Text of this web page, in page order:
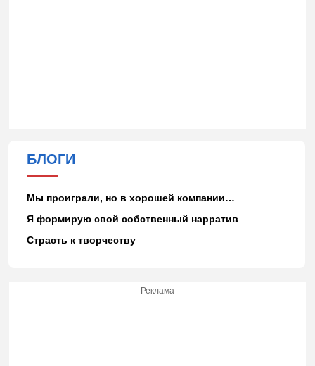
БЛОГИ
Мы проиграли, но в хорошей компании…
Я формирую свой собственный нарратив
Страсть к творчеству
Реклама